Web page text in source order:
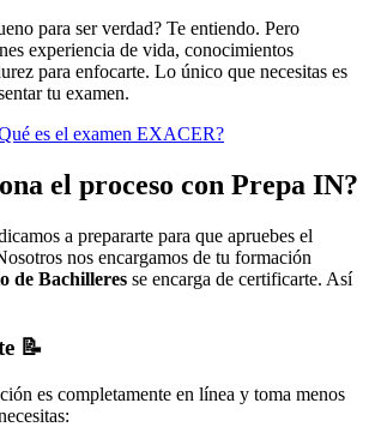
para ser verdad? Te entiendo. Pero
experiencia de vida, conocimientos
para enfocarte. Lo único que necesitas es
tu examen.
es el examen EXACER?
el proceso con Prepa IN?
a prepararte para que apruebes el
nos encargamos de tu formación
de Bachilleres se encarga de certificarte. Así
📝
es completamente en línea y toma menos